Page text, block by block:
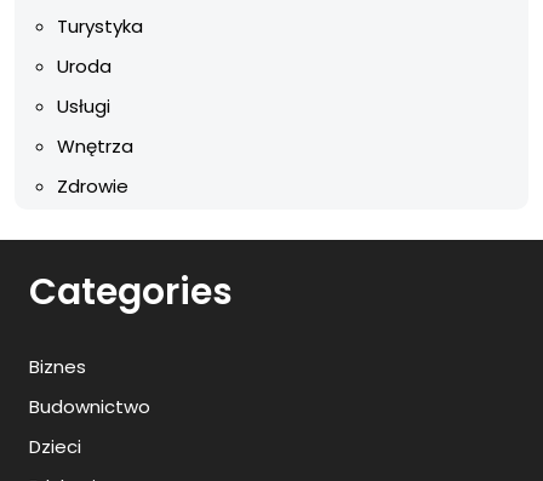
Turystyka
Uroda
Usługi
Wnętrza
Zdrowie
Categories
Biznes
Budownictwo
Dzieci